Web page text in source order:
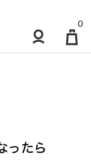
0
ったら